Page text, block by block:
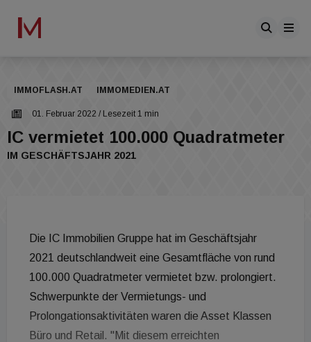
IMMOFLASH.AT IMMOMEDIEN.AT
01. Februar 2022 / Lesezeit 1 min
IC vermietet 100.000 Quadratmeter
IM GESCHÄFTSJAHR 2021
Die IC Immobilien Gruppe hat im Geschäftsjahr
2021 deutschlandweit eine Gesamtfläche von rund
100.000 Quadratmeter vermietet bzw. prolongiert.
Schwerpunkte der Vermietungs- und
Prolongationsaktivitäten waren die Asset Klassen
Büro und Retail. "Mit diesem erreichten